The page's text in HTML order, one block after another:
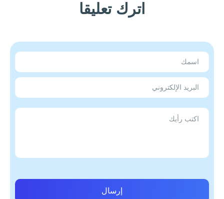
اترك تعليقا
إرسال